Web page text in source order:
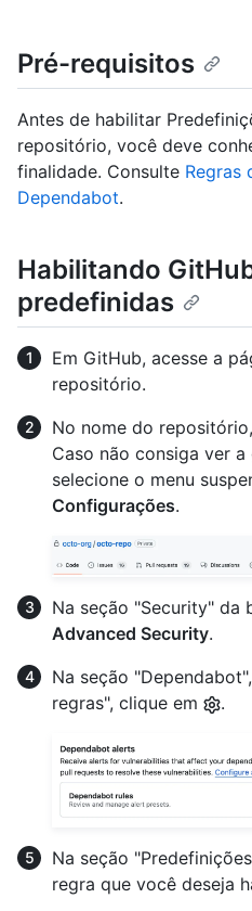
Pré-requisitos
Antes de habilitar
repositório, você deve
finalidade. Consulte Regras
Dependabot.
Habilitando
predefinidas
Em GitHub, acesse a
repositório.
No nome do
Caso não consiga ver
selecione o menu
Configurações.
Na seção "Security" da
Advanced Security.
Na seção
regras", clique em
.
Na seção
regra que você deseja